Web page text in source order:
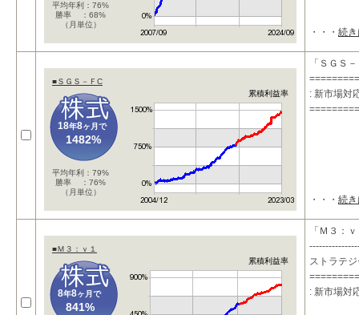
平均年利：76%
勝率 ：68%
（月単位）
・・・ 続
■ＳＧＳ－ＦC
累積利益率
18年8ヶ月で
1482%
平均年利：79%
勝率 ：76%
（月単位）
「ＳＧＳ
: 新市場対
・・・ 続
■Ｍ３：ｖ１
累積利益率
8年8ヶ月で
841%
「Ｍ３：
ストラテ
: 新市場対